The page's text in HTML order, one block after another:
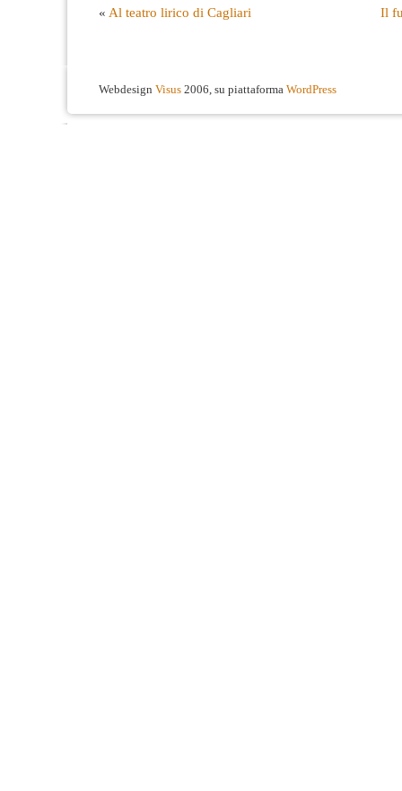
« Al teatro lirico di Cagliari Il
Webdesign Visus 2006, su piattaforma WordPress